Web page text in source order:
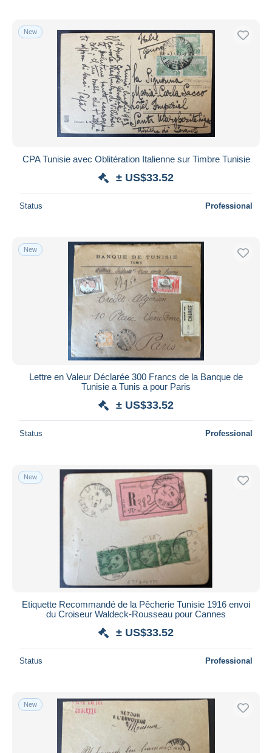
New
CPA Tunisie avec Oblitération Italienne sur Timbre Tunisie
± US$33.52
Status Professional
New
Lettre en Valeur Déclarée 300 Francs de la Banque de
Tunisie a Tunis a pour Paris
± US$33.52
Status Professional
New
Etiquette Recommandé de la Pêcherie Tunisie 1916 envoi
du Croiseur Waldeck-Rousseau pour Cannes
± US$33.52
Status Professional
New